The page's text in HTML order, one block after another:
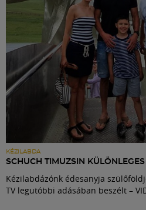
KÉZILABDA
SCHUCH TIMUZSIN
Kézilabdázónk édesanyja
TV legutóbbi adásában beszélt –